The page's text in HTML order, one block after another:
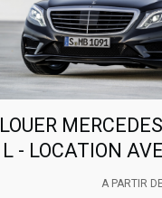
LOUER
L - LOCATION
A PARTIR